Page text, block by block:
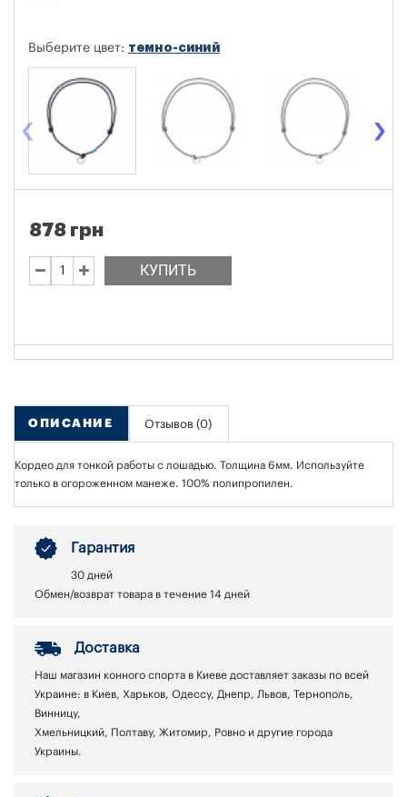
Выберите цвет: темно-синий
‹ ›
КУПИТЬ
878 грн
ОПИСАНИЕ Отзывов (0)
Кордео для тонкой работы с лошадью. Толщина 6мм. Используйте
только в огороженном манеже. 100% полипропилен.
Гарантия
30 дней
Обмен/возврат товара в течение 14 дней
Доставка
Наш магазин конного спорта в Киеве доставляет заказы по всей
Украине: в Киев, Харьков, Одессу, Днепр, Львов, Тернополь,
Винницу,
Хмельницкий, Полтаву, Житомир, Ровно и другие города
Украины.